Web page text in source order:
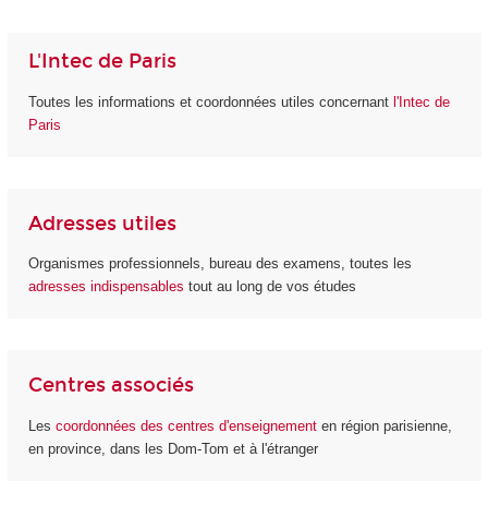
L'Intec de Paris
Toutes les informations et coordonnées utiles concernant l'Intec de
Paris
Adresses utiles
Organismes professionnels, bureau des examens, toutes les
adresses indispensables tout au long de vos études
Centres associés
Les coordonnées des centres d'enseignement en région parisienne,
en province, dans les Dom-Tom et à l'étranger